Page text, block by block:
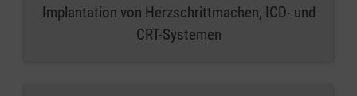
Implantation von Herzschrittmachen, ICD- und
CRT-Systemen